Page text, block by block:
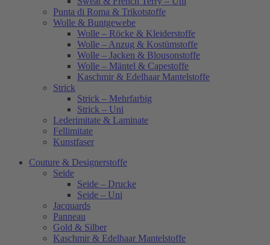
Punta di Roma & Trikotstoffe
Wolle & Buntgewebe
Wolle – Röcke & Kleiderstoffe
Wolle – Anzug & Kostümstoffe
Wolle – Jacken & Blousonstoffe
Wolle – Mäntel & Capestoffe
Kaschmir & Edelhaar Mantelstoffe
Strick
Strick – Mehrfarbig
Strick – Uni
Lederimitate & Laminate
Fellimitate
Kunstfaser
Couture & Designerstoffe
Seide
Seide – Drucke
Seide – Uni
Jacquards
Panneau
Gold & Silber
Kaschmir & Edelhaar Mantelstoffe